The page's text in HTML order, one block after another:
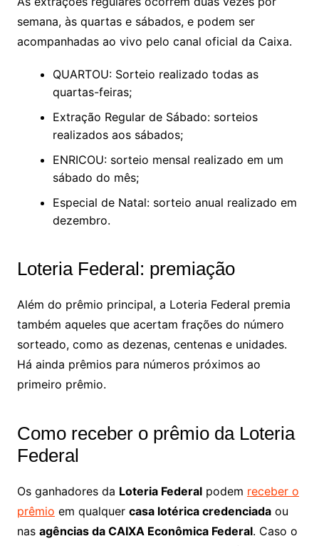
semana, às quartas e sábados, e podem ser
acompanhadas ao vivo pelo canal oficial da Caixa.
QUARTOU: Sorteio realizado todas as
quartas-feiras;
Extração Regular de Sábado: sorteios
realizados aos sábados;
ENRICOU: sorteio mensal realizado em um
sábado do mês;
Especial de Natal: sorteio anual realizado em
dezembro.
Loteria Federal: premiação
Além do prêmio principal, a Loteria Federal premia
também aqueles que acertam frações do número
sorteado, como as dezenas, centenas e unidades.
Há ainda prêmios para números próximos ao
primeiro prêmio.
Como receber o prêmio da Loteria
Federal
Os ganhadores da Loteria Federalpodem receber o
prêmio em qualquer casa lotérica credenciadaou
nas agências da CAIXA Econômica Federal. Caso o